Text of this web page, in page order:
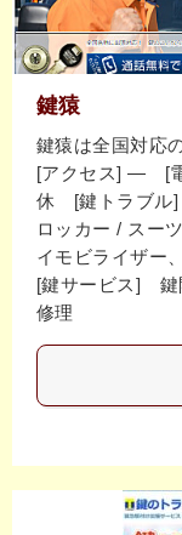
鍵猿
鍵猿は全国対応
[アクセス] ― [
休 [鍵トラブル]
ロッカー / スー
イモビライザー
[鍵サービス] 鍵
修理